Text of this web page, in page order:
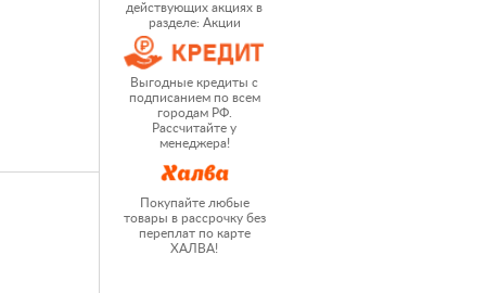
действующих акциях в
разделе: Акции
Выгодные кредиты с
подписанием по всем
городам РФ.
Рассчитайте у
менеджера!
Покупайте любые
товары в рассрочку без
переплат по карте
ХАЛВА!